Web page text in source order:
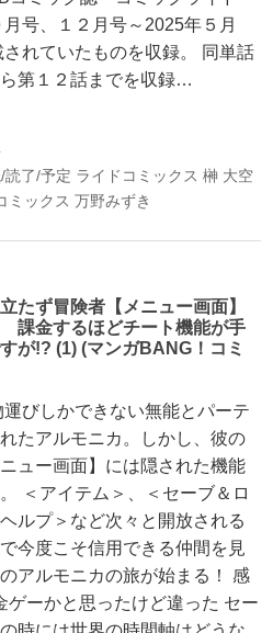
号、１２月号～2025年５月
れていたものを収録。 同単話
第１２話までを収録…
読了/予定 ライドコミックス 榊 大空
ミックス 万野みずき
たず冒険者【メニュー画面】
課金するほどチート機能が手
が!? (1) (マンガBANG！コミ
びしかできない無能とパーテ
たアルモニカ。しかし、彼の
ュー画面】には隠された機能
＜アイテム＞、＜セーブ＆ロ
ルプ＞など次々と開放される
今度こそ信用できる仲間を見
アルモニカの旅が始まる！ 感
ゲーかと思ったけど違った セー